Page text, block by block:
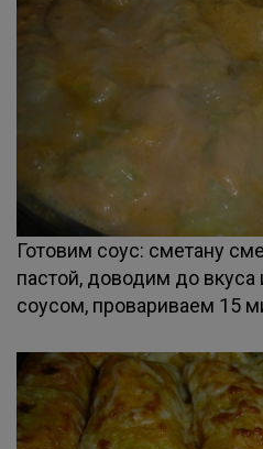
Готовим соус: сметану
пастой, доводим до вкуса
соусом, провариваем 15